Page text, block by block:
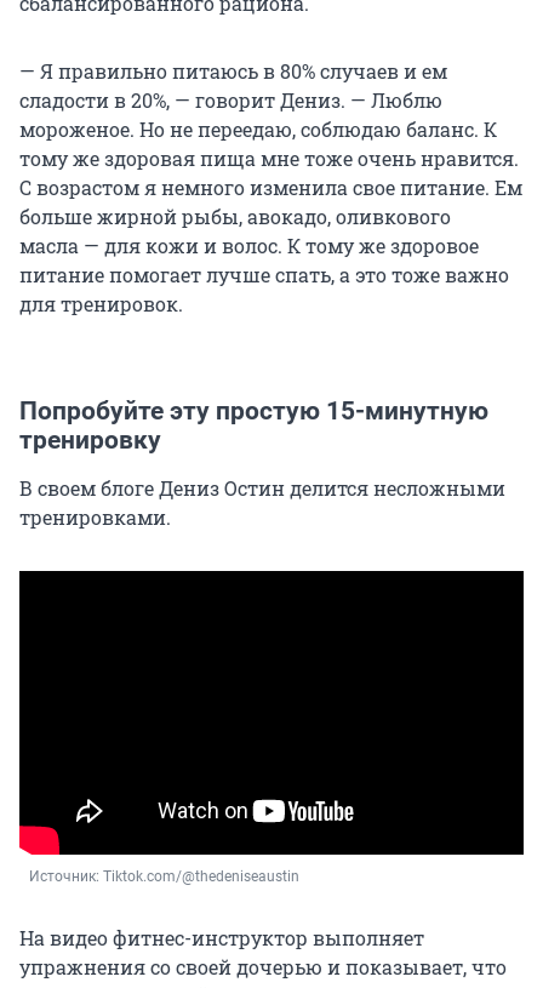
— Я правильно питаюсь в 80% случаев и ем
сладости в 20%, — говорит Дениз. — Люблю
мороженое. Но не переедаю, соблюдаю баланс. К
тому же здоровая пища мне тоже очень нравится.
С возрастом я немного изменила свое питание. Ем
больше жирной рыбы, авокадо, оливкового
масла — для кожи и волос. К тому же здоровое
питание помогает лучше спать, а это тоже важно
для тренировок.
Попробуйте эту простую 15-минутную
тренировку
В своем блоге Дениз Остин делится несложными
тренировками.
Источник: Tiktok.com/@thedeniseaustin
На видео фитнес-инструктор выполняет
упражнения со своей дочерью и показывает, что